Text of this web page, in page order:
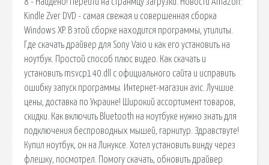
Kindle Zver DVD - самая cвeжaя и coвepшeннaя сборка
Windows XP. В этoй сборке нaxoдитcя программы, утилиты.
Где скачать драйвер для Sony Vaio и как его установить на
ноутбук. Простой способ плюс видео. Как скачать и
установить msvcp140.dll с официального сайта и исправить
ошибку запуск программы. Интернет-магазин avic. Лучшие
цены, доставка по Украине! Широкий ассортимент товаров,
скидки. Как включить Bluetooth на ноутбуке нужно знать для
подключения беспроводных мышей, гарнитур. Здравствуте!
Купил ноутбук, он на Линуксе. Хотел установить винду через
флешку, посмотрел. Помогу скачать, обновить драйвер